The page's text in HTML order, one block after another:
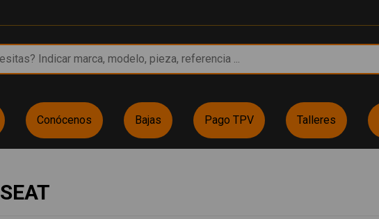
Conócenos Bajas Pago TPV Talleres